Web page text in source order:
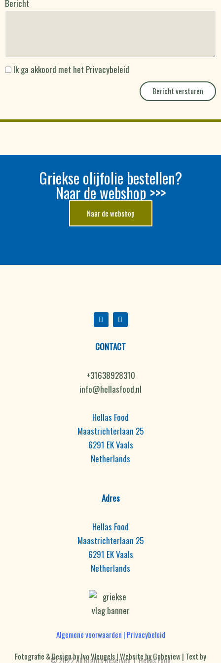
Bericht
Ik ga akkoord met het Privacybeleid
Bericht versturen
Griekse olijfolie bestellen?
Naar de webshop >>>
Naar de webshop
a
c
e
o
o
n
s
t
g
r
CONTACT
+31638928310
info@hellasfood.nl
Hellas Food
Maastrichterlaan 25
6291 EK Vaals
Netherlands
Adres
Hellas Food
Maastrichterlaan 25
6291 EK Vaals
Netherlands
Algemene voorwaarden | Privacybeleid
© 2022 All Rights Reserved | Hellas Food
Fotografie & Design by Ivo Vleugels |Website by Gobeview | Text by